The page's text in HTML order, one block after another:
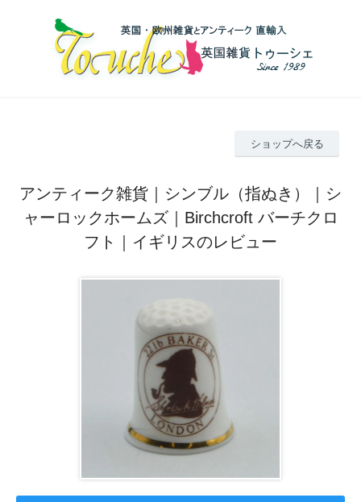
ショップへ戻る
アンティーク雑貨｜シンブル（指ぬき）｜シ
ャーロックホームズ｜Birchcroft バーチクロ
フト｜イギリスのレビュー